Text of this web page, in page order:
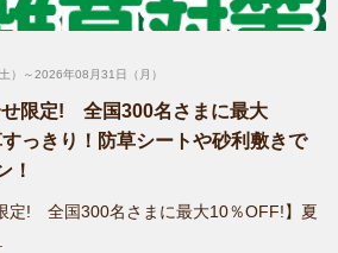
ガーデン鹿児島小山田町店 店長の田之
/南九州市/姶良市/薩摩郡さつま町
）～2026年08月31日（月）
せ限定! 全国300名さまに最大
っきり！防草シートや砂利敷きで
！
定! 全国300名さまに最大10％OFF!】夏